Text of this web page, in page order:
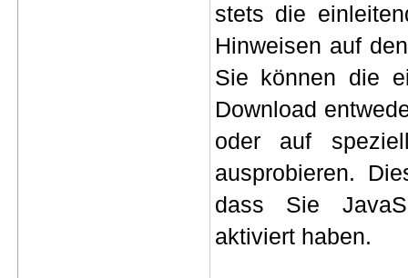
stets die
Hinweisen auf
Sie können die
Download
oder auf
ausprobieren.
dass Sie
aktiviert haben.